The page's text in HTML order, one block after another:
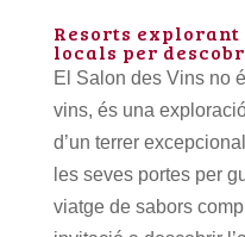
Resorts explorant
locals per
El Salon des Vins no
vins, és una
d’un terrer
les seves portes per
viatge de sabors